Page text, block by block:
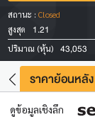
สถานะ : Closed
สูงสุด
1.21
ปริมาณ (หุ้น) 43,053
ราคาย้อนหลัง
ดูข้อมูลเชิงลึก